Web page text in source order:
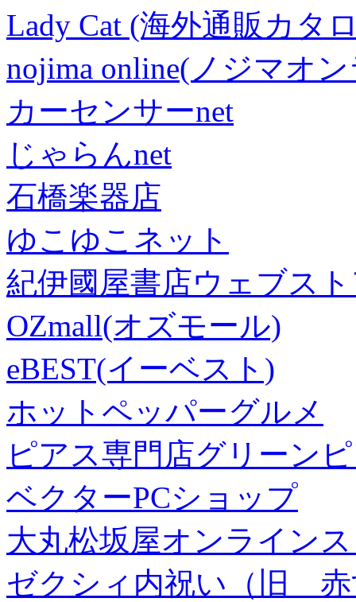
Lady Cat (海外通販カタ
nojima online(ノジマオ
カーセンサーnet
じゃらんnet
石橋楽器店
ゆこゆこネット
紀伊國屋書店ウェブス
OZmall(オズモール)
eBEST(イーベスト)
ホットペッパーグルメ
ピアス専門店グリーン
ベクターPCショップ
大丸松坂屋オンライン
ゼクシィ内祝い（旧 赤